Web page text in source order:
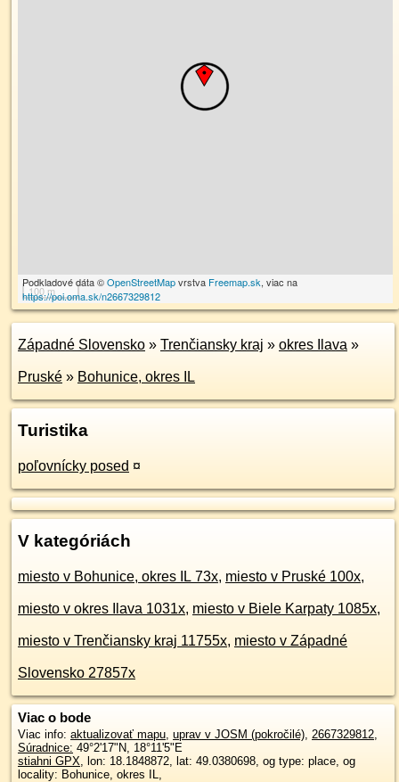
100 m
Podkladové dáta ©OpenStreetMapvrstva Freemap.sk, viac na
https://poi.oma.sk/n2667329812
Západné Slovensko » Trenčiansky kraj » okres Ilava »
Pruské » Bohunice, okres IL
Turistika
poľovnícky posed ¤
V kategóriách
miesto v Bohunice, okres IL 73x, miesto v Pruské 100x,
miesto v okres Ilava 1031x, miesto v Biele Karpaty 1085x,
miesto v Trenčiansky kraj 11755x, miesto v Západné
Slovensko 27857x
Viac o bode
Viac info: aktualizovať mapu, uprav v JOSM (pokročilé), 2667329812,
Súradnice: 49°2'17"N, 18°11'5"E
stiahni GPX, lon: 18.1848872, lat: 49.0380698, og type: place, og
locality: Bohunice, okres IL,